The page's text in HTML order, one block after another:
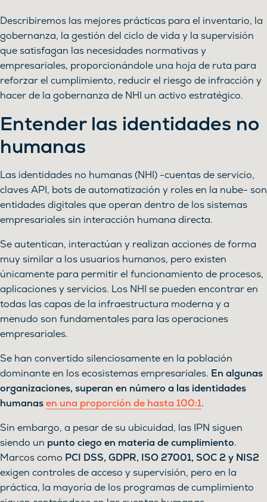
Describiremos las mejores prácticas para el inventario, la
gobernanza, la gestión del ciclo de vida y la supervisión
que satisfagan las necesidades normativas y
empresariales, proporcionándole una hoja de ruta para
reforzar el cumplimiento, reducir el riesgo de infracción y
hacer de la gobernanza de NHI un activo estratégico.
Entender las identidades no
humanas
Las identidades no humanas (NHI) -cuentas de servicio,
claves API, bots de automatización y roles en la nube- son
entidades digitales que operan dentro de los sistemas
empresariales sin interacción humana directa.
Se autentican, interactúan y realizan acciones de forma
muy similar a los usuarios humanos, pero existen
únicamente para permitir el funcionamiento de procesos,
aplicaciones y servicios. Los NHI se pueden encontrar en
todas las capas de la infraestructura moderna y a
menudo son fundamentales para las operaciones
empresariales.
Se han convertido silenciosamente en la población
dominante en los ecosistemas empresariales. En algunas
organizaciones, superan en número a las identidades
humanasen una proporción de hasta 100:1.
Sin embargo, a pesar de su ubicuidad, las IPN siguen
siendo un punto ciego en materia de cumplimiento.
Marcos como PCI DSS, GDPR, ISO 27001, SOC 2 y NIS2
exigen controles de acceso y supervisión, pero en la
práctica, la mayoría de los programas de cumplimiento